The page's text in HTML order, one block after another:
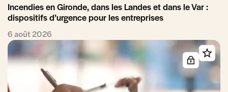
Incendies en Gironde, dans les Landes et dans le Var :
dispositifs d’urgence pour les entreprises
6 août 2026